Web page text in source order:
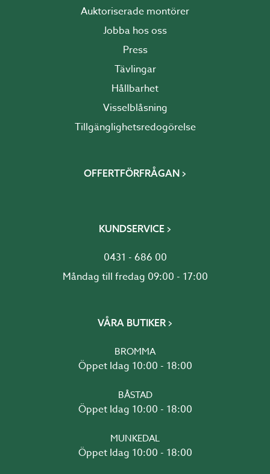
Auktoriserade montörer
Jobba hos oss
Press
Tävlingar
Hållbarhet
Visselblåsning
Tillgänglighetsredogörelse
OFFERTFÖRFRÅGAN
KUNDSERVICE
0431 - 686 00
Måndag till fredag 09:00 - 17:00
VÅRA BUTIKER
BROMMA
Öppet Idag 10:00 - 18:00
BÅSTAD
Öppet Idag 10:00 - 18:00
MUNKEDAL
Öppet Idag 10:00 - 18:00